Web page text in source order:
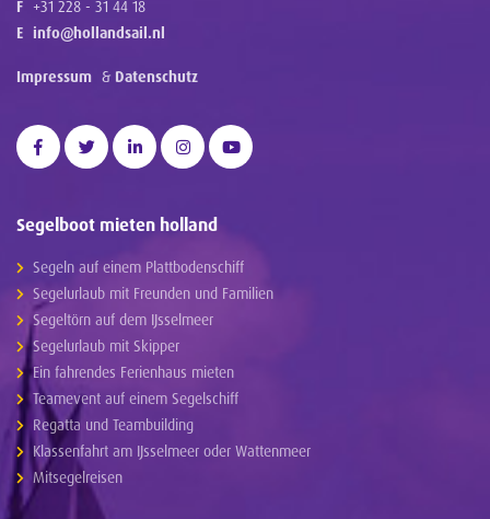
F +31 228 - 31 44 18
E info@hollandsail.nl
Impressum & Datenschutz
Segelboot mieten holland
Segeln auf einem Plattbodenschiff
Segelurlaub mit Freunden und Familien
Segeltörn auf dem IJsselmeer
Segelurlaub mit Skipper
Ein fahrendes Ferienhaus mieten
Teamevent auf einem Segelschiff
Regatta und Teambuilding
Klassenfahrt am IJsselmeer oder Wattenmeer
Mitsegelreisen